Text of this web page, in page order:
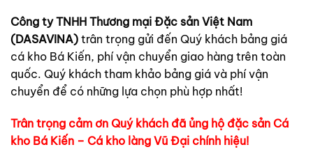
Công ty TNHH Thương mại Đặc sản Việt Nam
(DASAVINA) trân trọng gửi đến Quý khách bảng giá
cá kho Bá Kiến, phí vận chuyển giao hàng trên toàn
quốc. Quý khách tham khảo bảng giá và phí vận
chuyển để có những lựa chọn phù hợp nhất!
Trân trọng cảm ơn Quý khách đã ủng hộ đặc sản Cá
kho Bá Kiến – Cá kho làng Vũ Đại chính hiệu!